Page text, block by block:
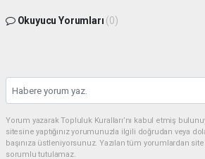
Okuyucu Yorumları (0)
Yorum yazarak Topluluk Kuralları’nı kabul etmiş
sitesine yaptığınız yorumunuzla ilgili doğrudan veya
başınıza üstleniyorsunuz. Yazılan tüm yorumlardan
sorumlu tutulamaz.